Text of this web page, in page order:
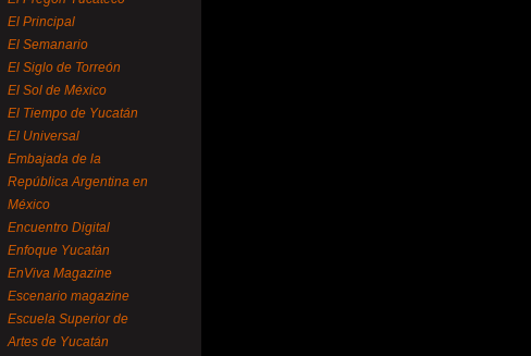
El Principal
El Semanario
El Siglo de Torreón
El Sol de México
El Tiempo de Yucatán
El Universal
Embajada de la
República Argentina en
México
Encuentro Digital
Enfoque Yucatán
EnViva Magazine
Escenario magazine
Escuela Superior de
Artes de Yucatán